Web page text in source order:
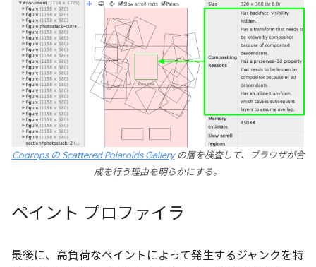
Codrops の Scattered Polaroids Galleryの層を検査して、ブラウザが合
成を行う理由を明らかにする。
ペイント プロファイラ
最後に、高負荷なペイントによって発生するジャンクを特